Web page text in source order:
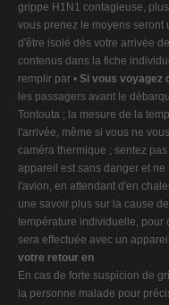
grippe H1N1 contagieuse,
vous prenez le moyens seront
d'être isolé dès votre arrivée
contenus dans la fiche
remplir par • Si vous voyagez
les passagers avant le
Tontouta ; la mesure de la
l'arrivée, même si vous ne
caméra thermique ; sentez
appareil est sans danger et
l'avion, en attendant d'en
une savoir plus sur la cause
température individuelle, pour
sera effectuée avec un
votre retour en
En cas de forte suspicion de
la personne malade pour